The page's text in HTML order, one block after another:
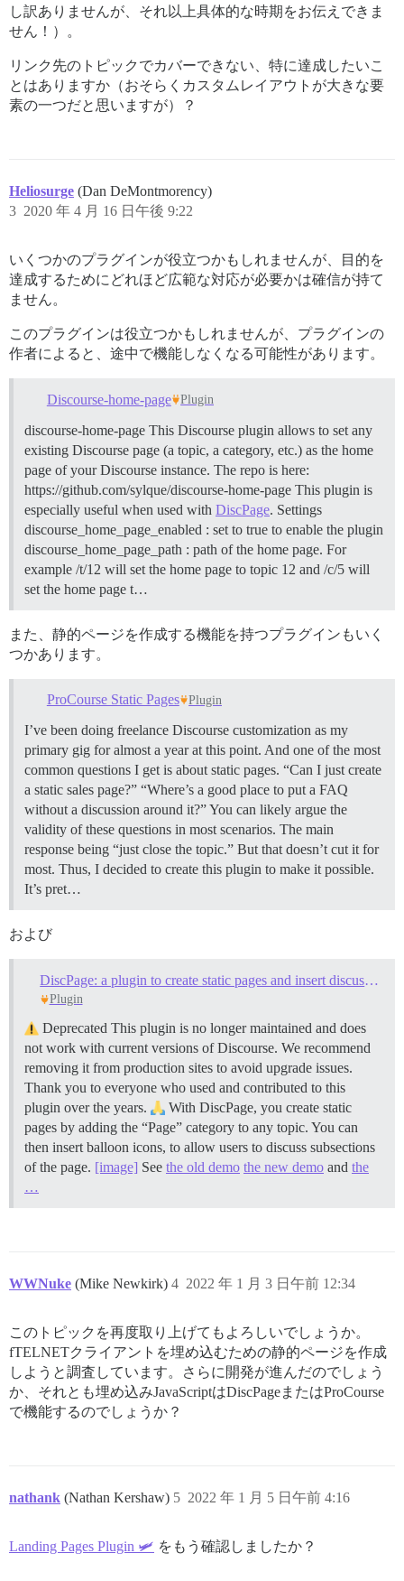
し訳ありませんが、それ以上具体的な時期をお伝えできま
せん！）。
リンク先のトピックでカバーできない、特に達成したいこ
とはありますか（おそらくカスタムレイアウトが大きな要
素の一つだと思いますが）？
Heliosurge (Dan DeMontmorency)
2020 年 4 月 16 日午後 9:22
3
いくつかのプラグインが役立つかもしれませんが、目的を
達成するためにどれほど広範な対応が必要かは確信が持て
ません。
このプラグインは役立つかもしれませんが、プラグインの
作者によると、途中で機能しなくなる可能性があります。
Discourse-home-page Plugin
discourse-home-page This Discourse plugin allows to set any
existing Discourse page (a topic, a category, etc.) as the home
page of your Discourse instance. The repo is here:
https://github.com/sylque/discourse-home-page This plugin is
especially useful when used with DiscPage. Settings
discourse_home_page_enabled : set to true to enable the plugin
discourse_home_page_path : path of the home page. For
example /t/12 will set the home page to topic 12 and /c/5 will
set the home page t…
また、静的ページを作成する機能を持つプラグインもいく
つかあります。
ProCourse Static Pages Plugin
I’ve been doing freelance Discourse customization as my
primary gig for almost a year at this point. And one of the most
common questions I get is about static pages. “Can I just create
a static sales page?” “Where’s a good place to put a FAQ
without a discussion around it?” You can likely argue the
validity of these questions in most scenarios. The main
response being “just close the topic.” But that doesn’t cut it for
most. Thus, I decided to create this plugin to make it possible.
It’s pret…
および
DiscPage: a plugin to create static pages and insert discussion balloons in the text
Plugin
Deprecated This plugin is no longer maintained and does
not work with current versions of Discourse. We recommend
removing it from production sites to avoid upgrade issues.
Thank you to everyone who used and contributed to this
plugin over the years.
With DiscPage, you create static
pages by adding the “Page” category to any topic. You can
then insert balloon icons, to allow users to discuss subsections
of the page. [image] See the old demo the new demo and the
…
WWNuke (Mike Newkirk) 2022 年 1 月 3 日午前 12:34
4
このトピックを再度取り上げてもよろしいでしょうか。
fTELNETクライアントを埋め込むための静的ページを作成
しようと調査しています。さらに開発が進んだのでしょう
か、それとも埋め込みJavaScriptはDiscPageまたはProCourse
で機能するのでしょうか？
nathank (Nathan Kershaw) 2022 年 1 月 5 日午前 4:16
5
Landing Pages Plugin 🛩 をもう確認しましたか？